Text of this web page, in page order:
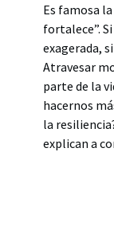
Es famosa
fortalece”.
exagerada,
Atravesar
parte de la
hacernos
la
explican a